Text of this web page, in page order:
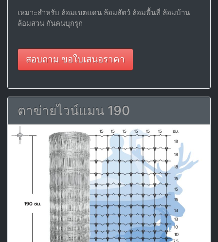
เหมาะสำหรับ ล้อมเขตแดน ล้อมสัตว์ ล้อมพื้นที่ ล้อมบ้าน
ล้อมสวน กันคนบุกรุก
สอบถาม ขอใบเสนอราคา
ตาข่ายไวน์แมน 190